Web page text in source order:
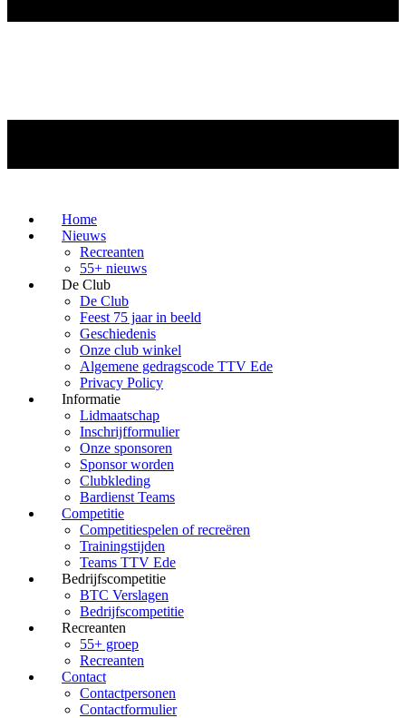
Home
Nieuws
Recreanten
55+ nieuws
De Club
De Club
Feest 75 jaar in beeld
Geschiedenis
Onze club winkel
Algemene gedragscode TTV Ede
Privacy Policy
Informatie
Lidmaatschap
Inschrijfformulier
Onze sponsoren
Sponsor worden
Clubkleding
Bardienst Teams
Competitie
Competitiespelen of recreëren
Trainingstijden
Teams TTV Ede
Bedrijfscompetitie
BTC Verslagen
Bedrijfscompetitie
Recreanten
55+ groep
Recreanten
Contact
Contactpersonen
Contactformulier